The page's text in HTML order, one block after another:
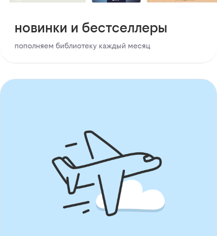
новинки и бестселлеры
пополняем библиотеку каждый месяц